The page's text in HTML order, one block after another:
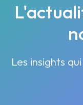
Les insights